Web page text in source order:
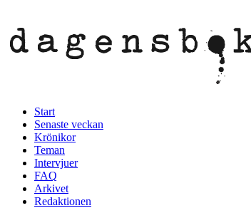
Start
Senaste veckan
Krönikor
Teman
Intervjuer
FAQ
Arkivet
Redaktionen